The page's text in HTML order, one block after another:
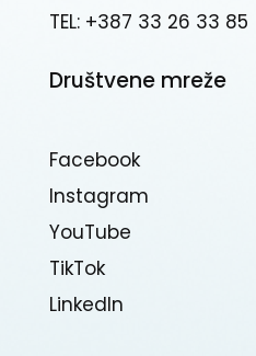
TEL: +387 33 26 33 85
Društvene mreže
Facebook
Instagram
YouTube
TikTok
Linkedln